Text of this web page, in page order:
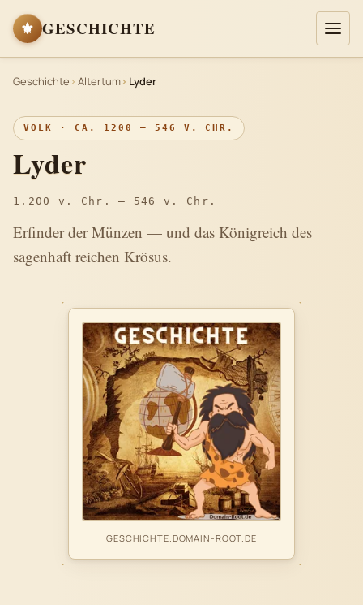
⚜ GESCHICHTE
Geschichte Altertum Lyder
VOLK · CA. 1200 – 546 V. CHR.
Lyder
1.200 v. Chr. – 546 v. Chr.
Erfinder der Münzen — und das Königreich des
sagenhaft reichen Krösus.
GESCHICHTE.DOMAIN-ROOT.DE